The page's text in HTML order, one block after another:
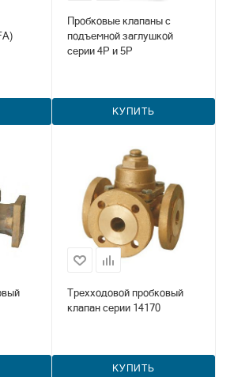
Пробковые клапаны с
подъемной заглушкой
серии 4Р и 5Р
КУПИТЬ
Трехходовой пробковый
клапан серии 14170
КУПИТЬ